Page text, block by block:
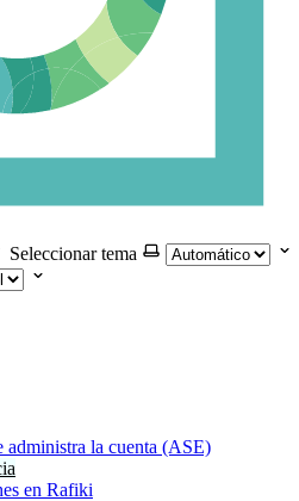
Seleccionar tema
administra la cuenta (ASE)
en Rafiki